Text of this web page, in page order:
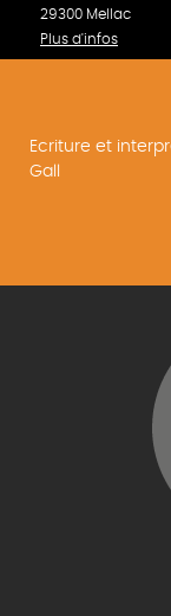
29300 Mellac
Plus d'infos
Ecriture et
Gall